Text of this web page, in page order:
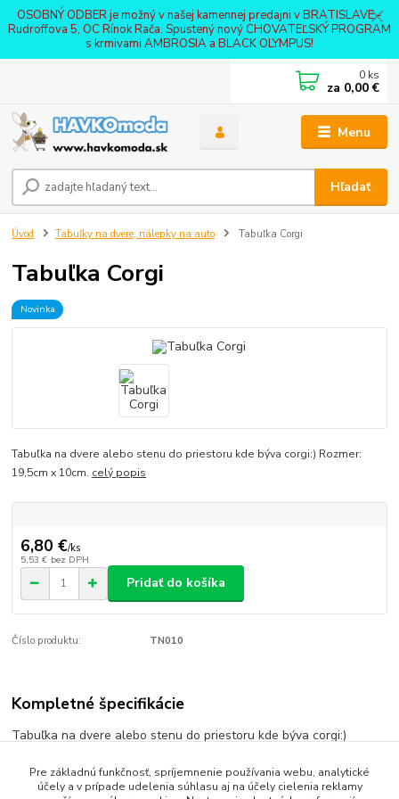
OSOBNÝ ODBER je možný v našej kamennej predajni v BRATISLAVE -
Rudroffova 5, OC Rínok Rača. Spustený nový CHOVATEĽSKÝ PROGRAM
s krmivami AMBROSIA a BLACK OLYMPUS!
Menu
Hľadať
0 ks
za 0,00 €
Úvod Tabuľky na dvere, nálepky na auto Tabuľka Corgi
Tabuľka Corgi
Novinka
Tabuľka na dvere alebo stenu do priestoru kde býva corgi:) Rozmer:
19,5cm x 10cm. celý popis
6,80 €/ks
5,53 € bez DPH
Pridať do košíka
Číslo produktu: TN010
Kompletné špecifikácie
Tabuľka na dvere alebo stenu do priestoru kde býva corgi:)
Pre základnú funkčnosť, spríjemnenie používania webu, analytické
účely a v prípade udelenia súhlasu aj na účely cielenia reklamy